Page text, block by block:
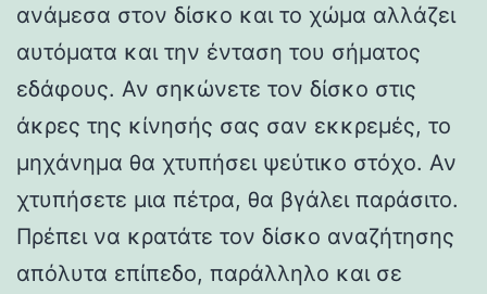
ανάμεσα στον δίσκο και το χώμα αλλάζει
αυτόματα και την ένταση του σήματος
εδάφους. Αν σηκώνετε τον δίσκο στις
άκρες της κίνησής σας σαν εκκρεμές, το
μηχάνημα θα χτυπήσει ψεύτικο στόχο. Αν
χτυπήσετε μια πέτρα, θα βγάλει παράσιτο.
Πρέπει να κρατάτε τον δίσκο αναζήτησης
απόλυτα επίπεδο, παράλληλο και σε